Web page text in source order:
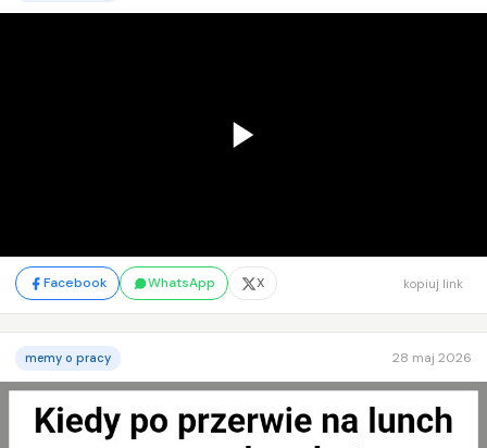
Facebook WhatsApp X kopiuj link
memy o pracy 28 maj 2026